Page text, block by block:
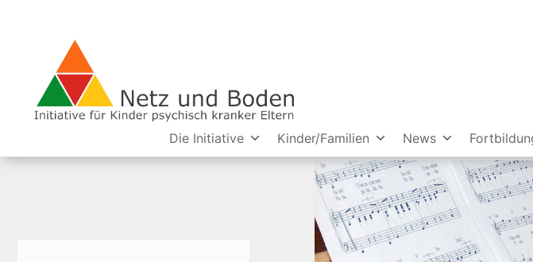
Die Initiative Kinder/Familien News